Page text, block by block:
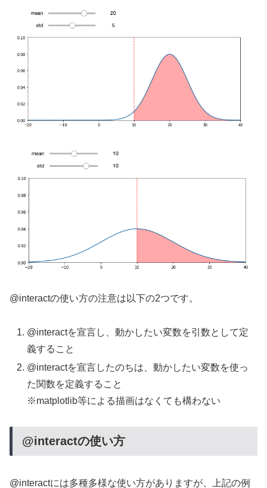
@interactの使い方の注意は以下の2つです。
@interactを宣言し、動かしたい変数を引数として定
義すること
@interactを宣言したのちは、動かしたい変数を使っ
た関数を定義すること
※matplotlib等による描画はなくても構わない
@interactの使い方
@interactには多種多様な使い方がありますが、上記の例